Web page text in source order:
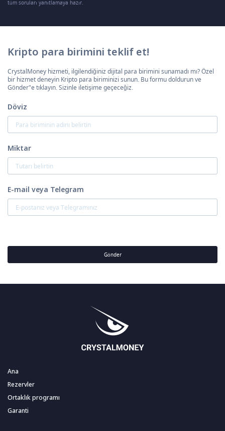
tüm soruları yanıtlamaya hazır.
Kripto para birimini teklif et!
CrystalMoney hizmeti, ilgilendiğiniz dijital para birimini sunamadı mı? Özel
bir hizmet deneyin Kripto para biriminizi sunun. Bu formu doldurun ve
Gönder"e tıklayın. Sizinle iletişime geçeceğiz.
Döviz
Miktar
E-mail veya Telegram
Gönder
Ana
Rezervler
Ortaklık programı
Garanti